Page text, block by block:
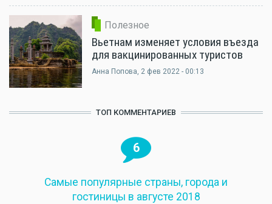
Полезное
Вьетнам изменяет условия въезда
для вакцинированных туристов
Анна Попова, 2 фев 2022 - 00:13
ТОП КОММЕНТАРИЕВ
6
Самые популярные страны, города и
гостиницы в августе 2018